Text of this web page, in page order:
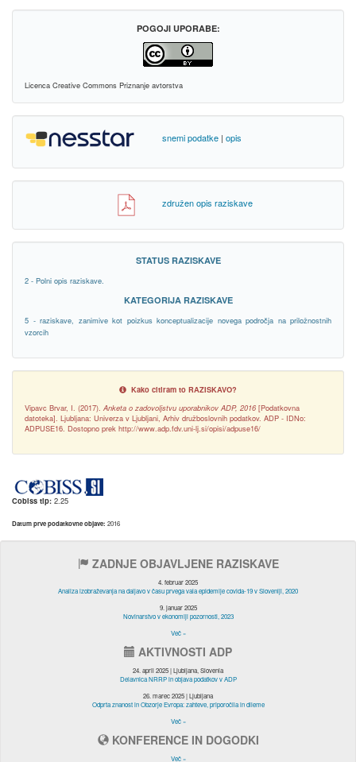
POGOJI UPORABE:
Licenca Creative Commons Priznanje avtorstva
snemi podatke |opis
združen opis raziskave
STATUS RAZISKAVE
2 - Polni opis raziskave.
KATEGORIJA RAZISKAVE
5 - raziskave, zanimive kot poizkus konceptualizacije novega področja na priložnostnih
vzorcih
Kako citiram to RAZISKAVO?
Vipavc Brvar, I. (2017). Anketa o zadovoljstvu uporabnikov ADP, 2016 [Podatkovna
datoteka]. Ljubljana: Univerza v Ljubljani, Arhiv družboslovnih podatkov. ADP - IDNo:
ADPUSE16. Dostopno prek http://www.adp.fdv.uni-lj.si/opisi/adpuse16/
Cobiss tip: 2.25
Datum prve podatkovne objave: 2016
ZADNJE OBJAVLJENE RAZISKAVE
4. februar 2025
Analiza izobraževanja na daljavo v času prvega vala epidemije covida-19 v Sloveniji, 2020
9. januar 2025
Novinarstvo v ekonomiji pozornosti, 2023
Več »
AKTIVNOSTI ADP
24. april 2025 | Ljubljana, Slovenia
Delavnica NRRP in objava podatkov v ADP
26. marec 2025 | Ljubljana
Odprta znanost in Obzorje Evropa: zahteve, priporočila in dileme
Več »
KONFERENCE IN DOGODKI
Več »